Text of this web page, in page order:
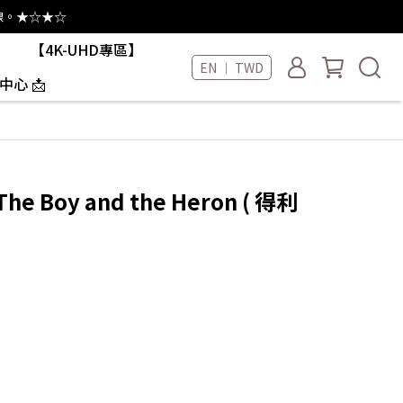
線。★☆★☆
【4K-UHD專區】
心 📩
EN ｜ TWD
Boy and the Heron ( 得利